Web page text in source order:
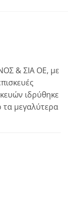
& ΣΙΑ ΟΕ, με
ιδρύθηκε
τα μεγαλύτερα